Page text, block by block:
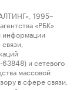
1995–
«РБК»
информации
и сетевого
массовой
в сфере связи,